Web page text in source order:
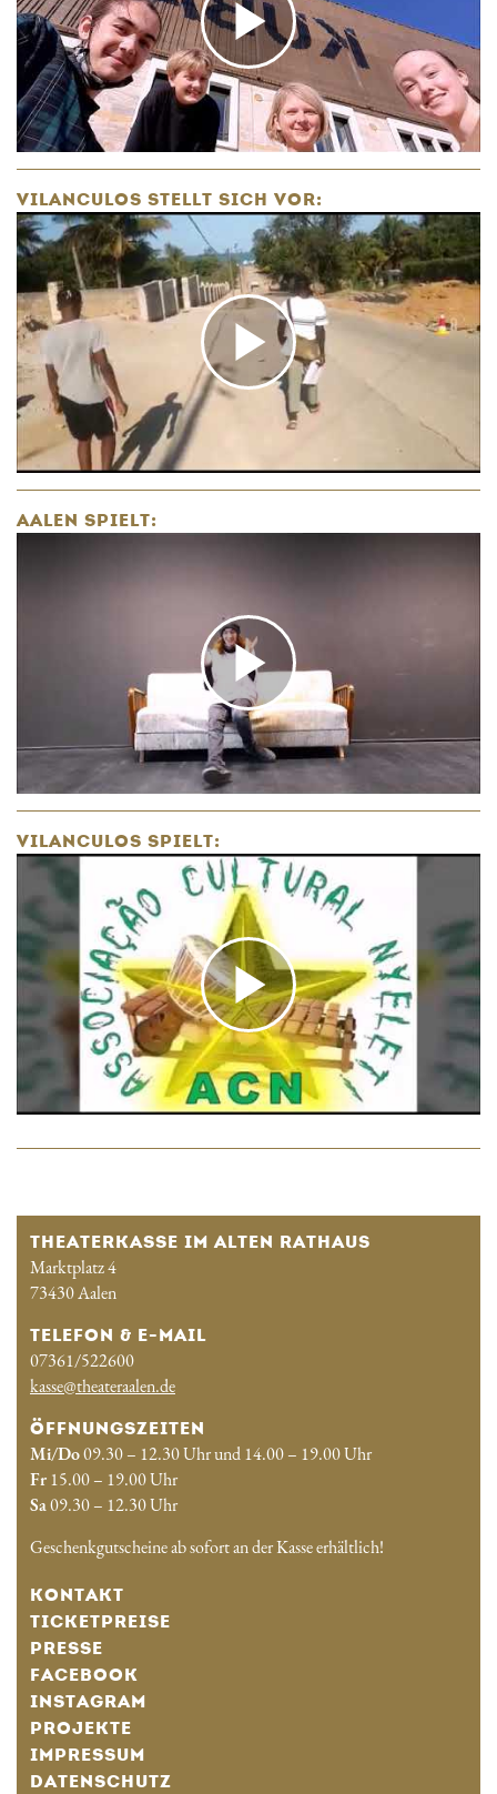
VILANCULOS STELLT SICH VOR:
AALEN SPIELT:
VILANCULOS SPIELT:
THEATERKASSE IM ALTEN RATHAUS
Marktplatz 4
73430 Aalen
TELEFON & E-MAIL
07361/522600
kasse@theateraalen.de
ÖFFNUNGSZEITEN
Mi/Do09.30 – 12.30 Uhr und 14.00 – 19.00 Uhr
Fr15.00 – 19.00 Uhr
Sa09.30 – 12.30 Uhr
Geschenkgutscheine ab sofort an der Kasse erhältlich!
KONTAKT
TICKETPREISE
PRESSE
FACEBOOK
INSTAGRAM
PROJEKTE
IMPRESSUM
DATENSCHUTZ